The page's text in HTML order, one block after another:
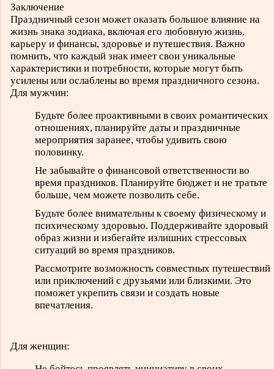
Заключение
Праздничный сезон может оказать большое влияние на
жизнь знака зодиака, включая его любовную жизнь,
карьеру и финансы, здоровье и путешествия. Важно
помнить, что каждый знак имеет свои уникальные
характеристики и потребности, которые могут быть
усилены или ослаблены во время праздничного сезона.
Для мужчин:
Будьте более проактивными в своих романтических
отношениях, планируйте даты и праздничные
мероприятия заранее, чтобы удивить свою
половинку.
Не забывайте о финансовой ответственности во
время праздников. Планируйте бюджет и не тратьте
больше, чем можете позволить себе.
Будьте более внимательны к своему физическому и
психическому здоровью. Поддерживайте здоровый
образ жизни и избегайте излишних стрессовых
ситуаций во время праздников.
Рассмотрите возможность совместных путешествий
или приключений с друзьями или близкими. Это
поможет укрепить связи и создать новые
впечатления.
Для женщин: